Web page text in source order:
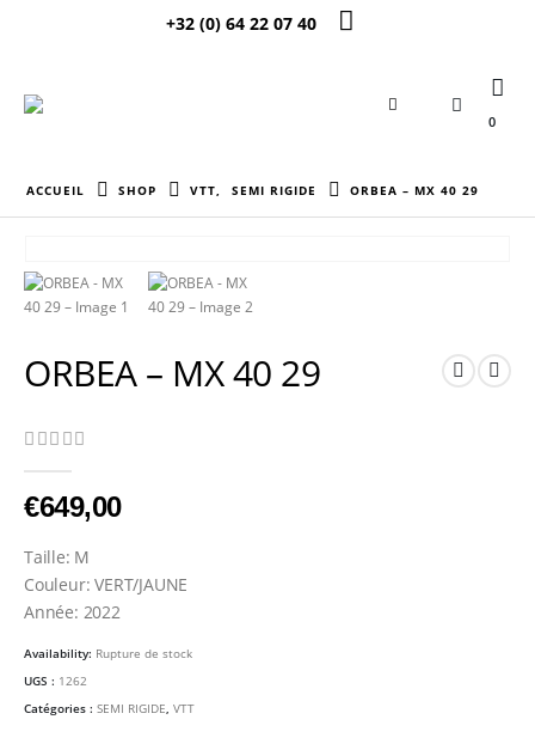
+32 (0) 64 22 07 40
0
ACCUEIL SHOP VTT SEMI RIGIDE ORBEA – MX 40 29
ORBEA – MX 40 29
0Sur 5
€649,00
Taille: M
Couleur: VERT/JAUNE
Année: 2022
Availability: Rupture de stock
UGS : 1262
Catégories : SEMI RIGIDE, VTT